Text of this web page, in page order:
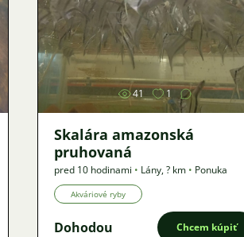
Obrázok
41 1
Skalára amazonská
pruhovaná
pred 10 hodinami • Lány,? km • Ponuka
Akváriové ryby
Dohodou Chcem kúpiť